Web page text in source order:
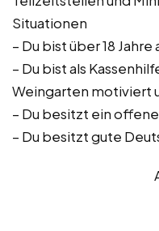
Situationen
– Du bist über 18 Jahre
– Du bist als
Weingarten motiviert
– Du besitzt ein
– Du besitzt gute